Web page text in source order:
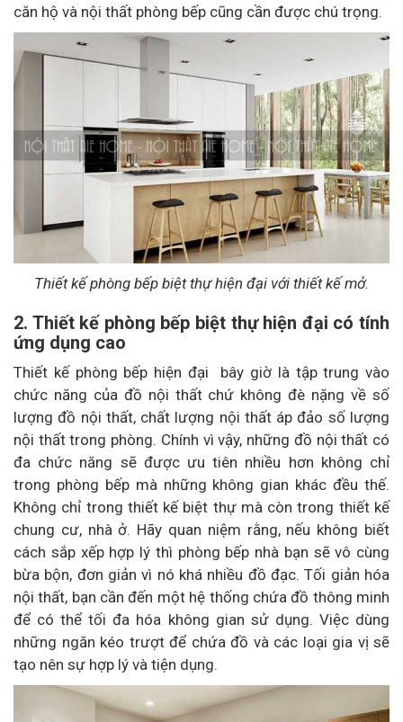
căn hộ và nội thất phòng bếp cũng cần được chú trọng.
Thiết kế phòng bếp biệt thự hiện đại với thiết kế mở.
2. Thiết kế phòng bếp biệt thự hiện đại có tính
ứng dụng cao
Thiết kế phòng bếp hiện đại bây giờ là tập trung vào
chức năng của đồ nội thất chứ không đè nặng về số
lượng đồ nội thất, chất lượng nội thất áp đảo số lượng
nội thất trong phòng. Chính vì vậy, những đồ nội thất có
đa chức năng sẽ được ưu tiên nhiều hơn không chỉ
trong phòng bếp mà những không gian khác đều thế.
Không chỉ trong thiết kế biệt thự mà còn trong thiết kế
chung cư, nhà ở. Hãy quan niệm rằng, nếu không biết
cách sắp xếp hợp lý thì phòng bếp nhà bạn sẽ vô cùng
bừa bộn, đơn giản vì nó khá nhiều đồ đạc. Tối giản hóa
nội thất, bạn cần đến một hệ thống chứa đồ thông minh
để có thể tối đa hóa không gian sử dụng. Việc dùng
những ngăn kéo trượt để chứa đồ và các loại gia vị sẽ
tạo nên sự hợp lý và tiện dụng.